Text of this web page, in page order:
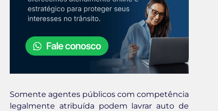
Somente agentes públicos com competência
legalmente atribuída podem lavrar auto de